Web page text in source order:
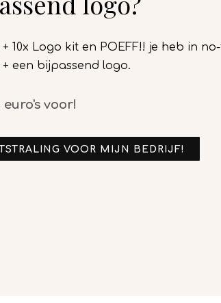
10x Logo kit en POEFF!! je heb in
een bijpassend logo.
voor!
VOOR MIJN BEDRIJF!